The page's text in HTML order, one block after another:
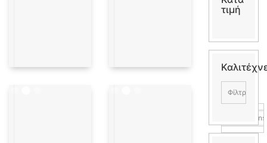
τιμή
Φίλτρα:
kkcreations